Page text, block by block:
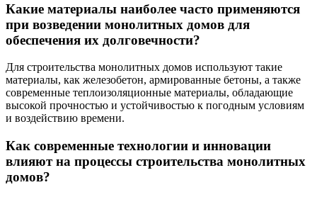
Какие материалы наиболее часто применяются
при возведении монолитных домов для
обеспечения их долговечности?
Для строительства монолитных домов используют такие
материалы, как железобетон, армированные бетоны, а также
современные теплоизоляционные материалы, обладающие
высокой прочностью и устойчивостью к погодным условиям
и воздействию времени.
Как современные технологии и инновации
влияют на процессы строительства монолитных
домов?